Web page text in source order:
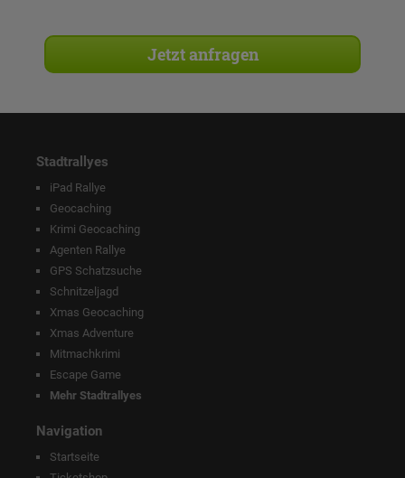
Stadtrallyes
iPad Rallye
Geocaching
Krimi Geocaching
Agenten Rallye
GPS Schatzsuche
Schnitzeljagd
Xmas Geocaching
Xmas Adventure
Mitmachkrimi
Escape Game
Mehr Stadtrallyes
Navigation
Startseite